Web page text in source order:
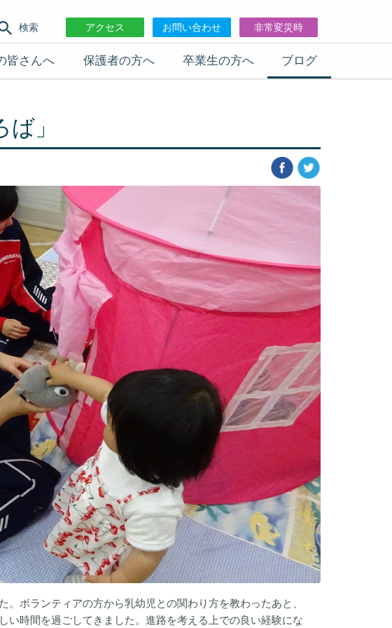
検索 アクセス お問い合わせ 非常変災時
皆さんへ 保護者の方へ 卒業生の方へ ブログ
」
ボランティアの方から乳幼児との関わり方を教わったあと、
い時間を過ごしてきました。進路を考える上での良い経験にな